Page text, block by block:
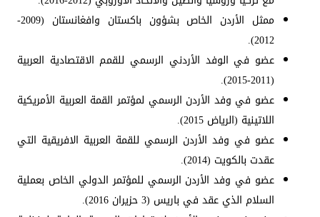
ممثل الأردن الخاص بشؤون باكستان وافغانستان (2009-
2012).
عضو في الوفد الأردني الرسمي للقمم الاقتصادية العربية
(2011-2015).
عضو في وفد الأردن الرسمي لمؤتمر القمة العربية الأمريكية
اللاتينية (الرياض 2015).
عضو في وفد الأردن الرسمي للقمة العربية الافريقية التي
عقدت بالكويت (2014).
عضو في وفد الأردن الرسمي للمؤتمر الدولي الخاص بعملية
السلام الذي عقد في باريس (3 حزيران 2016).